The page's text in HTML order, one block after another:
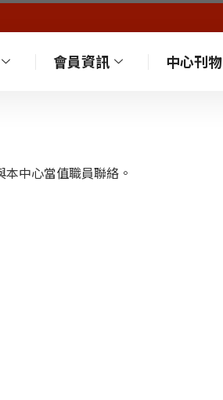
會員資訊 中心刊物
中心當值職員聯絡。